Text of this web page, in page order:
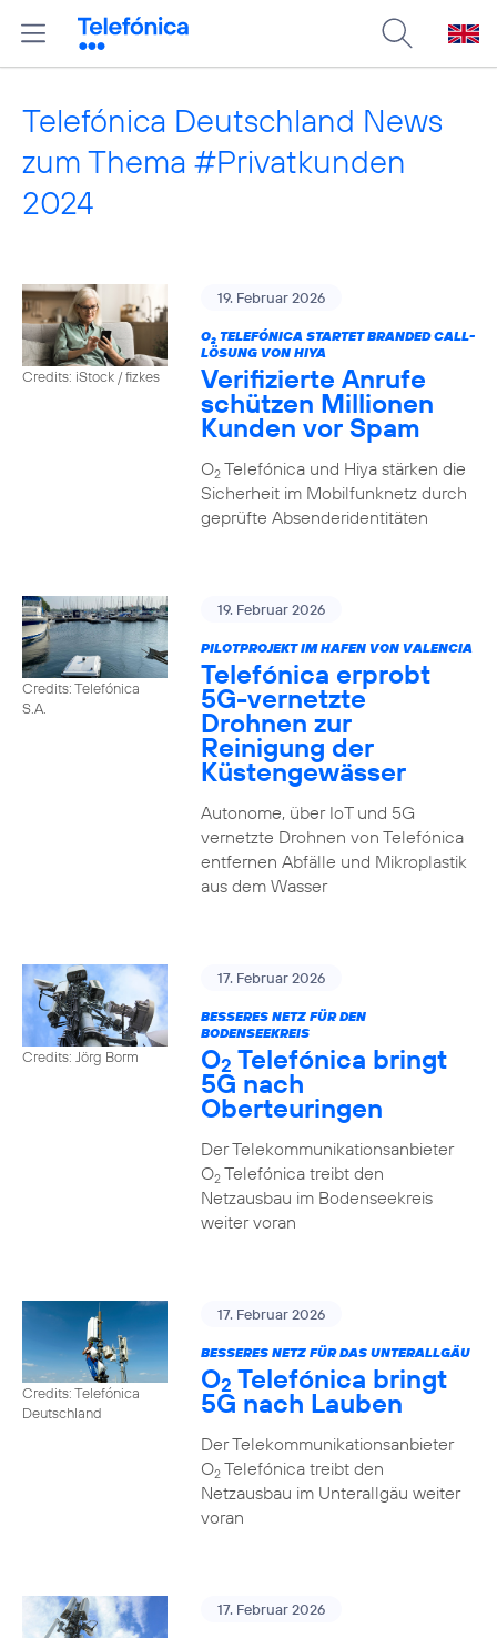
Telefónica Deutschland News
zum Thema #Privatkunden
2024
Credits: iStock / fizkes
19. Februar 2026
O2TELEFÓNICA STARTET BRANDED CALL-
LÖSUNG VON HIYA
Verifizierte Anrufe
schützen Millionen
Kunden vor Spam
O2Telefónica und Hiya stärken die
Sicherheit im Mobilfunknetz durch
geprüfte Absenderidentitäten
Credits: Telefónica
S.A.
19. Februar 2026
PILOTPROJEKT IM HAFEN VON VALENCIA
Telefónica erprobt
5G-vernetzte
Drohnen zur
Reinigung der
Küstengewässer
Autonome, über IoT und 5G
vernetzte Drohnen von Telefónica
entfernen Abfälle und Mikroplastik
aus dem Wasser
Credits: Jörg Borm
17. Februar 2026
BESSERES NETZ FÜR DEN
BODENSEEKREIS
O2 Telefónica bringt
5G nach
Oberteuringen
Der Telekommunikationsanbieter
O2Telefónica treibt den
Netzausbau im Bodenseekreis
weiter voran
Credits: Telefónica
Deutschland
17. Februar 2026
BESSERES NETZ FÜR DAS UNTERALLGÄU
O2 Telefónica bringt
5G nach Lauben
Der Telekommunikationsanbieter
O2Telefónica treibt den
Netzausbau im Unterallgäu weiter
voran
17. Februar 2026